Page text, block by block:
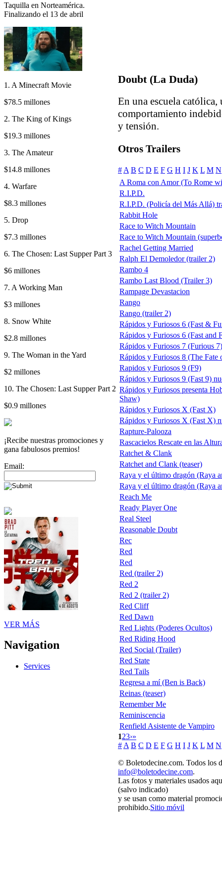
Taquilla en Norteamérica.
Finalizando el 13 de abril
1. A Minecraft Movie
$78.5 millones
2. The King of Kings
$19.3 millones
3. The Amateur
$14.8 millones
4. Warfare
$8.3 millones
5. Drop
$7.3 millones
6. The Chosen: Last Supper Part 3
$6 millones
7. A Working Man
$3 millones
8. Snow White
$2.8 millones
9. The Woman in the Yard
$2 millones
10. The Chosen: Last Supper Part 2
$0.9 millones
¡Recibe nuestras promociones y
gana fabulosos premios!
Email:
VER MÁS
Navigation
Services
Doubt (La Duda)
En una escuela católica,
comportamiento
y tensión.
Otros Trailers
# A B C D E F G H I J K L M N
A Roma con Amor (To Rome
R.I.P.D.
R.I.P.D. (Policía del Más Allá)
Rabbit Hole
Race to Witch Mountain
Race to Witch Mountain
Rachel Getting Married
Ralph El Demoledor (trailer 2)
Rambo 4
Rambo Last Blood (Trailer 3)
Rampage Devastacion
Rango
Rango (trailer 2)
Rápidos y Furiosos 6 (Fast &
Rápidos y Furiosos 6 (Fast and
Rápidos y Furiosos 7 (Furious 7)
Rápidos y Furiosos 8 (The
Rapidos y Furiosos 9 (F9)
Rápidos y Furiosos 9 (Fast 9)
Rápidos y Furiosos presenta
Shaw)
Rápidos y Furiosos X (Fast X)
Rápidos y Furiosos X (Fast X)
Rapture-Palooza
Rascacielos Rescate en las
Ratchet & Clank
Ratchet and Clank (teaser)
Raya y el último dragón (Raya
Raya y el último dragón (Raya
Reach Me
Ready Player One
Real Steel
Reasonable Doubt
Rec
Red
Red
Red (trailer 2)
Red 2
Red 2 (trailer 2)
Red Cliff
Red Dawn
Red Lights (Poderes Ocultos)
Red Riding Hood
Red Social (Trailer)
Red State
Red Tails
Regresa a mí (Ben is Back)
Reinas (teaser)
Remember Me
Reminiscencia
Renfield Asistente de Vampiro
123›»
# A B C D E F G H I J K L M N
© Boletodecine.com. Todos los
info@boletodecine.com.
Las fotos y materiales usados
(salvo indicado)
y se usan como material
prohibido.Sitio móvil